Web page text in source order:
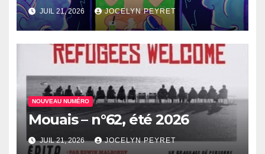
JUIL 21, 2026 JOCELYN PEYRET
NOUVEAU NUMÉRO
Mouais – n°62, été 2026
JUIL 21, 2026 JOCELYN PEYRET